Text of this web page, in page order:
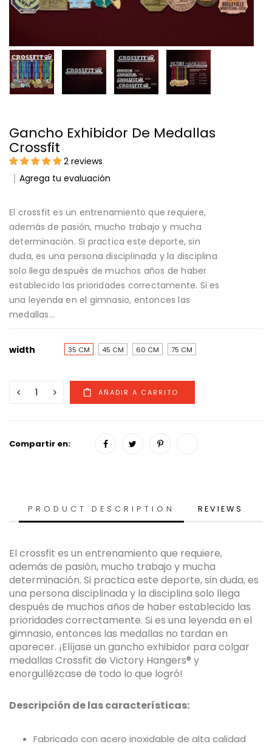
Gancho Exhibidor De Medallas
Crossfit
2 reviews
Agrega tu evaluación
El crossfit es un entrenamiento que requiere,
además de pasión, mucho trabajo y mucha
determinación. Si practica este deporte, sin
duda, es una persona disciplinada y la disciplina
solo llega después de muchos años de haber
establecido las prioridades correctamente. Si es
una leyenda en el gimnasio, entonces las
medallas...
width 35 CM 45 CM 60 CM 75 CM
Compartir en:
PRODUCT DESCRIPTION REVIEWS
El crossfit es un entrenamiento que requiere,
además de pasión, mucho trabajo y mucha
determinación. Si practica este deporte, sin duda, es
una persona disciplinada y la disciplina solo llega
después de muchos años de haber establecido las
prioridades correctamente. Si es una leyenda en el
gimnasio, entonces las medallas no tardan en
aparecer. ¡Elíjase un gancho exhibidor para colgar
medallas Crossfit de Victory Hangers® y
enorgullézcase de todo lo que logró!
Descripción de las características:
Fabricado con acero inoxidable de alta calidad